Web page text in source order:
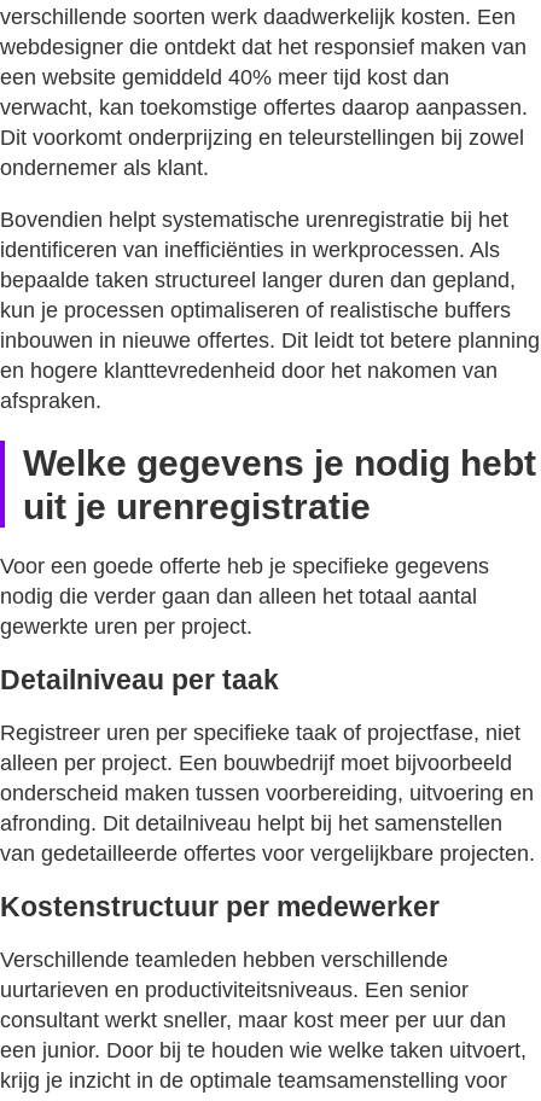
verschillende soorten werk daadwerkelijk kosten. Een
webdesigner die ontdekt dat het responsief maken van
een website gemiddeld 40% meer tijd kost dan
verwacht, kan toekomstige offertes daarop aanpassen.
Dit voorkomt onderprijzing en teleurstellingen bij zowel
ondernemer als klant.
Bovendien helpt systematische urenregistratie bij het
identificeren van inefficiënties in werkprocessen. Als
bepaalde taken structureel langer duren dan gepland,
kun je processen optimaliseren of realistische buffers
inbouwen in nieuwe offertes. Dit leidt tot betere planning
en hogere klanttevredenheid door het nakomen van
afspraken.
Welke gegevens je nodig hebt
uit je urenregistratie
Voor een goede offerte heb je specifieke gegevens
nodig die verder gaan dan alleen het totaal aantal
gewerkte uren per project.
Detailniveau per taak
Registreer uren per specifieke taak of projectfase, niet
alleen per project. Een bouwbedrijf moet bijvoorbeeld
onderscheid maken tussen voorbereiding, uitvoering en
afronding. Dit detailniveau helpt bij het samenstellen
van gedetailleerde offertes voor vergelijkbare projecten.
Kostenstructuur per medewerker
Verschillende teamleden hebben verschillende
uurtarieven en productiviteitsniveaus. Een senior
consultant werkt sneller, maar kost meer per uur dan
een junior. Door bij te houden wie welke taken uitvoert,
krijg je inzicht in de optimale teamsamenstelling voor